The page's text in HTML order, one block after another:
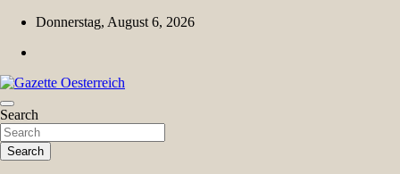
Skip
content
Donnerstag, August 6, 2026
Gazette Oesterreich
Magazin für Freizeit, Politik, Kultur & Wissenschaft
Search
Search